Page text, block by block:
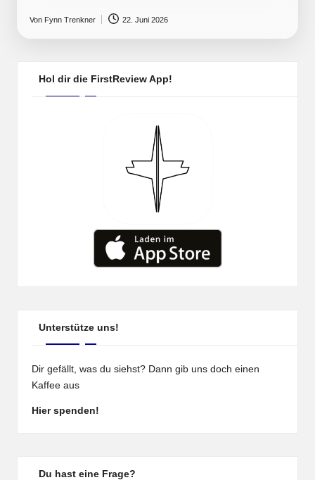
Posted
by
Von Fynn Trenkner 22. Juni 2026
Hol dir die FirstReview App!
Unterstütze uns!
Dir gefällt, was du siehst? Dann gib uns doch einen
Kaffee aus
Hier spenden!
Du hast eine Frage?